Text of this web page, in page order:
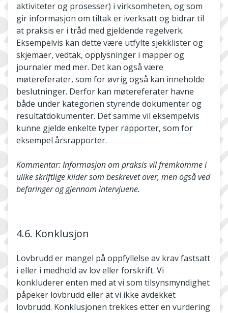
aktiviteter og prosesser) i virksomheten, og som
gir informasjon om tiltak er iverksatt og bidrar til
at praksis er i tråd med gjeldende regelverk.
Eksempelvis kan dette være utfylte sjekklister og
skjemaer, vedtak, opplysninger i mapper og
journaler med mer. Det kan også være
møtereferater, som for øvrig også kan inneholde
beslutninger. Derfor kan møtereferater havne
både under kategorien styrende dokumenter og
resultatdokumenter. Det samme vil eksempelvis
kunne gjelde enkelte typer rapporter, som for
eksempel årsrapporter.
Kommentar: Informasjon om praksis vil fremkomme i
ulike skriftlige kilder som beskrevet over, men også ved
befaringer og gjennom intervjuene.
4.6. Konklusjon
Lovbrudd er mangel på oppfyllelse av krav fastsatt
i eller i medhold av lov eller forskrift. Vi
konkluderer enten med at vi som tilsynsmyndighet
påpeker lovbrudd eller at vi ikke avdekket
lovbrudd. Konklusjonen trekkes etter en vurdering